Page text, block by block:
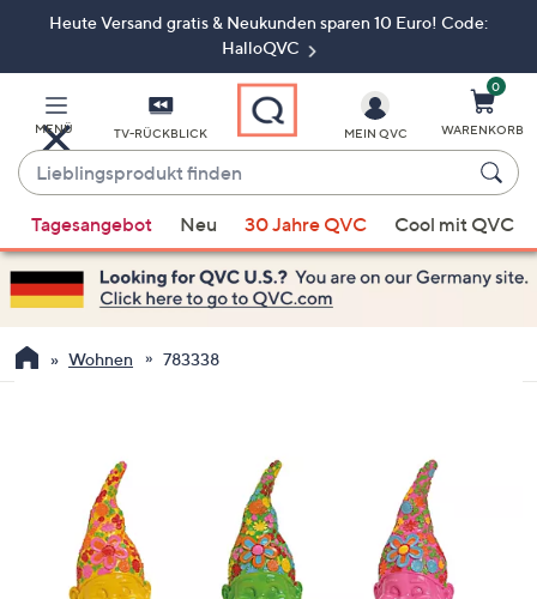
ZumHeute Versand gratis & Neukunden sparen 10 Euro! Code:
HalloQVC
MENÜ TV-RÜCKBLICK
Lieblingsprodukt
finden
Vorschläge
verfügbar
sind,
verwenden
Sie
MEIN QVC
0
WARENKORB
Tagesangebot Neu 30 Jahre QVC Cool mit QVC
Wohnen 783338